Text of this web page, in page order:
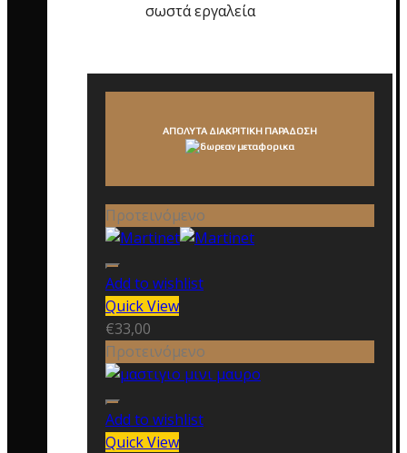
σωστά εργαλεία
ΑΠΟΛΥΤΑ ΔΙΑΚΡΙΤΙΚΗ ΠΑΡΑΔΟΣΗ
Προτεινόμενο
Add to wishlist
Quick View
€33,00
Προτεινόμενο
Add to wishlist
Quick View